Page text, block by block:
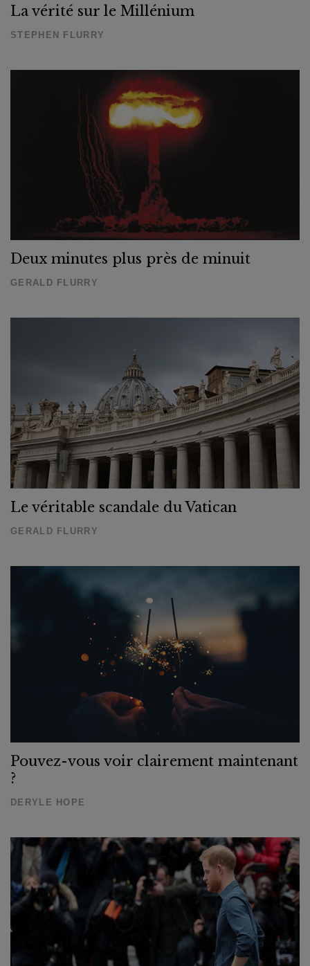
La vérité sur le Millénium
STEPHEN FLURRY
Deux minutes plus près de minuit
GERALD FLURRY
Le véritable scandale du Vatican
GERALD FLURRY
Pouvez-vous voir clairement maintenant
?
DERYLE HOPE